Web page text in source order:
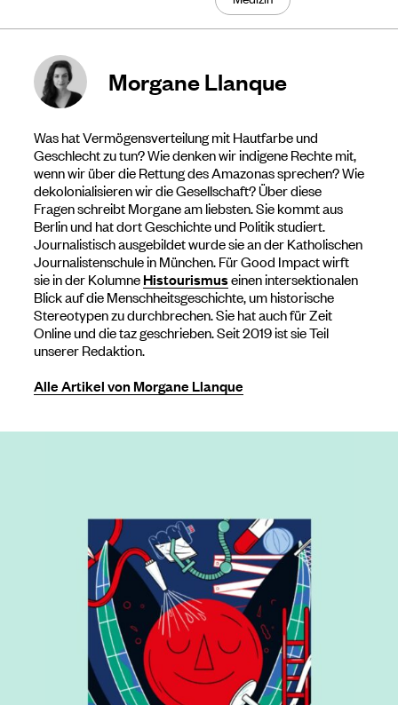
Morgane Llanque
Was hat Vermögensverteilung mit Hautfarbe und
Geschlecht zu tun? Wie denken wir indigene Rechte mit,
wenn wir über die Rettung des Amazonas sprechen? Wie
dekolonialisieren wir die Gesellschaft? Über diese
Fragen schreibt Morgane am liebsten. Sie kommt aus
Berlin und hat dort Geschichte und Politik studiert.
Journalistisch ausgebildet wurde sie an der Katholischen
Journalistenschule in München. Für Good Impact wirft
sie in der KolumneHistourismuseinen intersektionalen
Blick auf die Menschheitsgeschichte, um historische
Stereotypen zu durchbrechen. Sie hat auch für Zeit
Online und die taz geschrieben. Seit 2019 ist sie Teil
unserer Redaktion.
Alle Artikel von Morgane Llanque